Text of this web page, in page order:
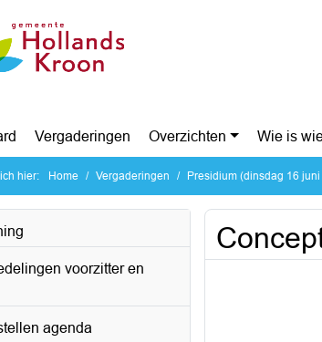
pagina
Vergaderingen Overzichten Wie is
hier: Home Vergaderingen Presidium (dinsdag 16
voorzitter en
agenda